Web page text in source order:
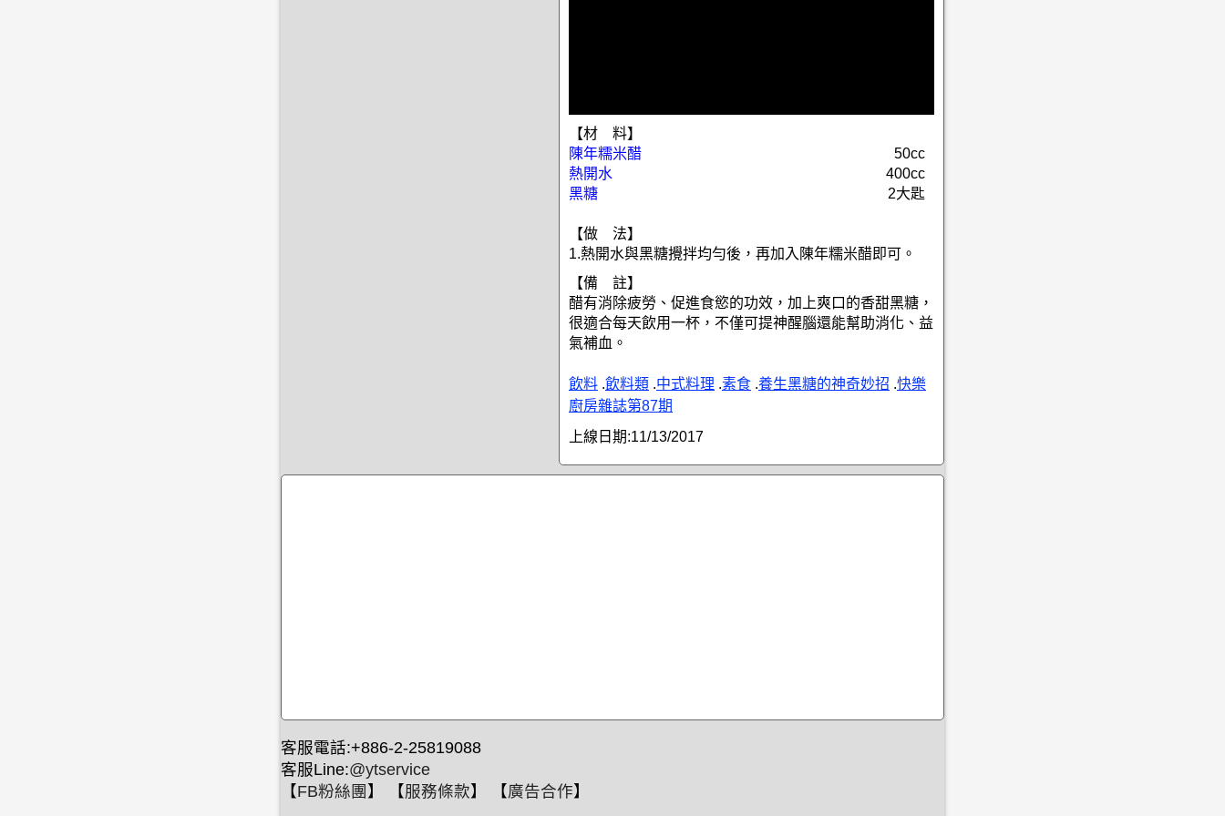
【材 料】
陳年糯米醋
50cc
熱開水
400cc
黑糖
2大匙
【做 法】
1.熱開水與黑糖攪拌均勻後，再加入陳年糯米醋即可。
【備 註】
醋有消除疲勞、促進食慾的功效，加上爽口的香甜黑糖，
很適合每天飲用一杯，不僅可提神醒腦還能幫助消化、益
氣補血。
飲料 .飲料類 .中式料理 .素食 .養生黑糖的神奇妙招 .快樂
廚房雜誌第87期
上線日期:11/13/2017
客服電話:+886-2-25819088
客服Line:@ytservice
【FB粉絲團 】 【服務條款】 【廣告合作】